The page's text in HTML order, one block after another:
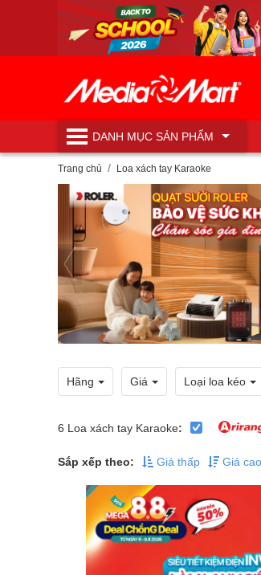
DANH MỤCSẢN PHẨM
Trang chủ Loa xách tay Karaoke
Hãng Giá Loại loa kéo
6 Loa xách tay Karaoke:
Sắp xếp theo: Giá thấp Giá cao